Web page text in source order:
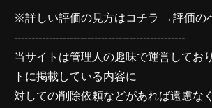
※詳しい評価の見方はコチラ →評価の
-------------------------------------------------
当サイトは管理人の趣味で運営してお
トに掲載している内容に
対しての削除依頼などがあれば遠慮な